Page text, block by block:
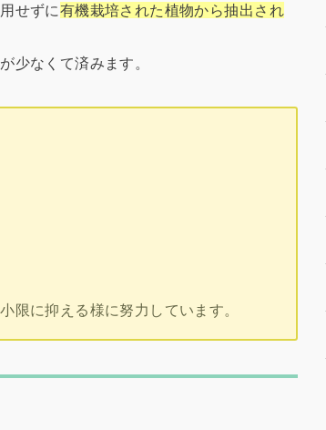
せずに有機栽培された植物から抽出され
少なくて済みます。
限に抑える様に努力しています。